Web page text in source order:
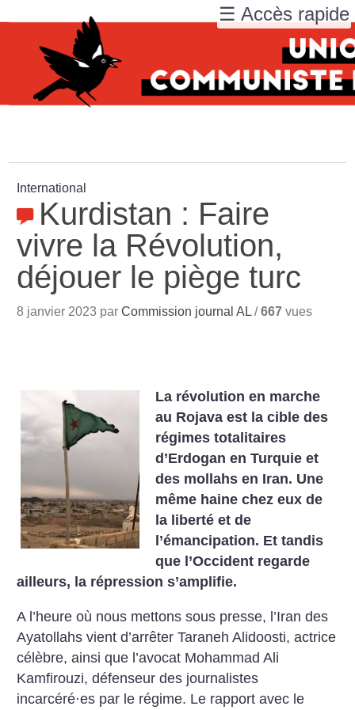
International
Kurdistan : Faire
vivre la Révolution,
déjouer le piège turc
8 janvier 2023 parCommission journal AL /667 vues
La révolution en marche
au Rojava est la cible des
régimes totalitaires
d’Erdogan en Turquie et
des mollahs en Iran. Une
même haine chez eux de
la liberté et de
l’émancipation. Et tandis
que l’Occident regarde
ailleurs, la répression s’amplifie.
A l’heure où nous mettons sous presse, l’Iran des
Ayatollahs vient d’arrêter Taraneh Alidoosti, actrice
célèbre, ainsi que l’avocat Mohammad Ali
Kamfirouzi, défenseur des journalistes
incarcéré·es par le régime. Le rapport avec le
☰ Accès rapide